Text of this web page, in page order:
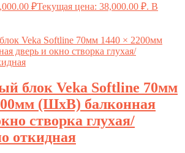
₽Текущая цена: 38,000.00 ₽. В
блок Veka Softline 70мм
(ШxВ) балконная
створка глухая/
откидная